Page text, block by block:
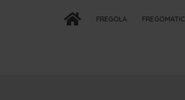
FREGOLA FREGOMATIC